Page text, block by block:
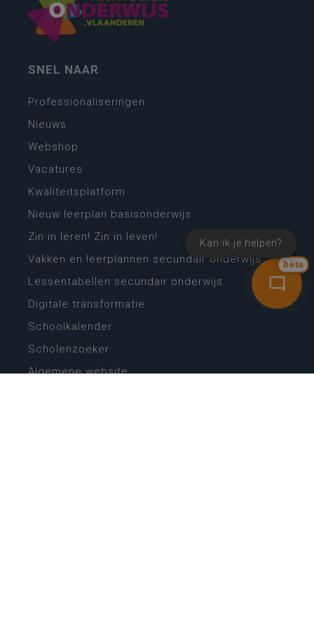
bèta
Kan ik je helpen?
SNEL NAAR
Professionaliseringen
Nieuws
Webshop
Vacatures
Kwaliteitsplatform
Nieuw leerplan basisonderwijs
Zin in leren! Zin in leven!
Vakken en leerplannen secundair onderwijs
Lessentabellen secundair onderwijs
Digitale transformatie
Schoolkalender
Scholenzoeker
Algemene website